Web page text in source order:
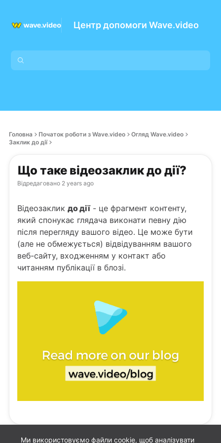
Центр допомоги Wave.video
Ми використовуємо файли cookie, щоб аналізувати
Головна Початок роботи з Wave.video
Огляд Wave.video
Заклик до дії
Що таке відеозаклик до дії?
Відредаговано 2 years ago
Відеозаклик до дії- це фрагмент контенту,
який спонукає глядача виконати певну дію
після перегляду вашого відео. Це може бути
(але не обмежується) відвідуванням вашого
веб-сайту, входженням у контакт або
читанням публікації в блозі.